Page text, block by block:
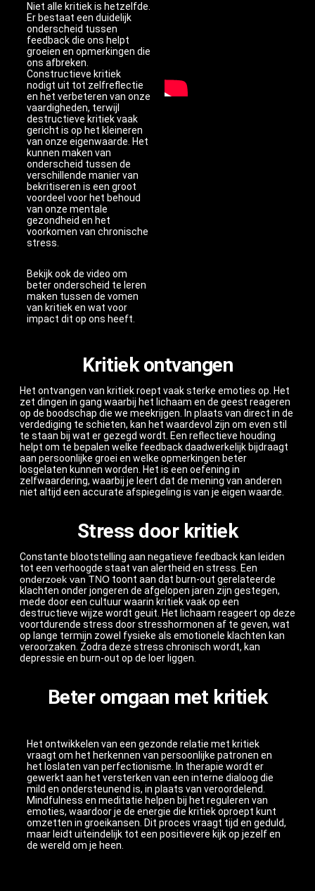
Niet alle kritiek is hetzelfde.
Er bestaat een duidelijk
onderscheid tussen
feedback die ons helpt
groeien en opmerkingen die
ons afbreken.
Constructieve kritiek
nodigt uit tot zelfreflectie
en het verbeteren van onze
vaardigheden, terwijl
destructieve kritiek vaak
gericht is op het kleineren
van onze eigenwaarde. Het
kunnen maken van
onderscheid tussen de
verschillende manier van
bekritiseren is een groot
voordeel voor het behoud
van onze mentale
gezondheid en het
voorkomen van chronische
stress.
Bekijk ook de video om
beter onderscheid te leren
maken tussen de vomen
van kritiek en wat voor
impact dit op ons heeft.
Kritiek ontvangen
Het ontvangen van kritiek roept vaak sterke emoties op. Het
zet dingen in gang waarbij het lichaam en de geest reageren
op de boodschap die we meekrijgen. In plaats van direct in de
verdediging te schieten, kan het waardevol zijn om even stil
te staan bij wat er gezegd wordt. Een reflectieve houding
helpt om te bepalen welke feedback daadwerkelijk bijdraagt
aan persoonlijke groei en welke opmerkingen beter
losgelaten kunnen worden. Het is een oefening in
zelfwaardering, waarbij je leert dat de mening van anderen
niet altijd een accurate afspiegeling is van je eigen waarde.
Stress door kritiek
Constante blootstelling aan negatieve feedback kan leiden
tot een verhoogde staat van alertheid en stress. Een
onderzoek van TNO toont aan dat burn-out gerelateerde
klachten onder jongeren de afgelopen jaren zijn gestegen,
mede door een cultuur waarin kritiek vaak op een
destructieve wijze wordt geuit. Het lichaam reageert op deze
voortdurende stress door stresshormonen af te geven, wat
op lange termijn zowel fysieke als emotionele klachten kan
veroorzaken. Zodra deze stress chronisch wordt, kan
depressie en burn-out op de loer liggen.
Beter omgaan met kritiek
Het ontwikkelen van een gezonde relatie met kritiek
vraagt om het herkennen van persoonlijke patronen en
het loslaten van perfectionisme. In therapie wordt er
gewerkt aan het versterken van een interne dialoog die
mild en ondersteunend is, in plaats van veroordelend.
Mindfulness en meditatie helpen bij het reguleren van
emoties, waardoor je de energie die kritiek oproept kunt
omzetten in groeikansen. Dit proces vraagt tijd en geduld,
maar leidt uiteindelijk tot een positievere kijk op jezelf en
de wereld om je heen.